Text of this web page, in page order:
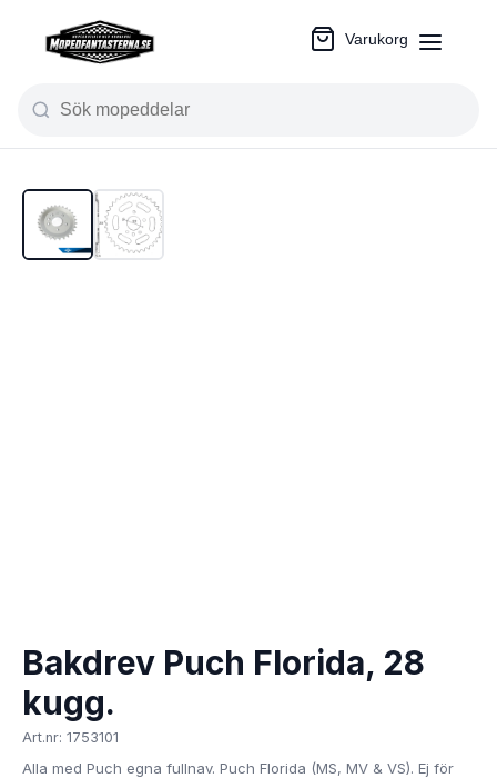
Varukorg
Bakdrev Puch Florida, 28
kugg.
Art.nr: 1753101
Alla med Puch egna fullnav. Puch Florida (MS, MV & VS). Ej för